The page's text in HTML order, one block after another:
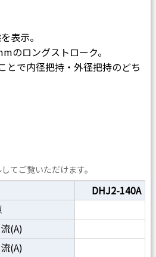
表示。
のロングストローク。
とで内径把持・外径把持のどち
ご覧いただけます。
DHJ2-140A
(A)
(A)